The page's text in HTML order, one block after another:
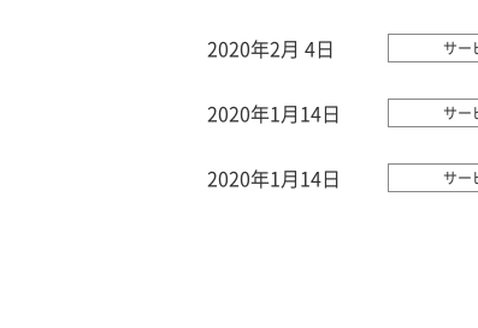
2020年2月 4日 サー
2020年1月14日 サー
2020年1月14日 サー